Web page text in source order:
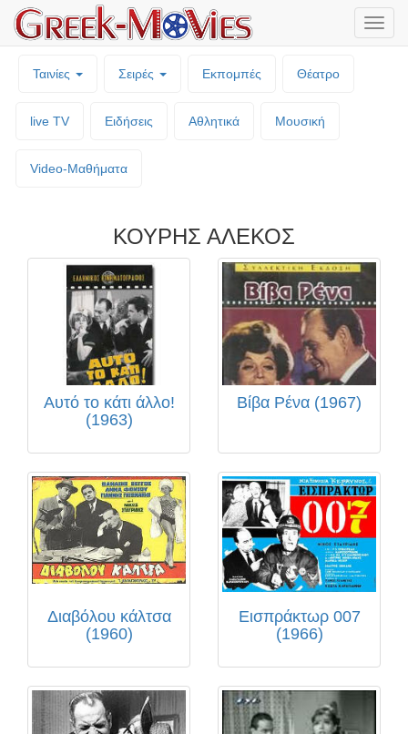
Ταινίες Σειρές Εκπομπές Θέατρο
live TV Ειδήσεις Αθλητικά Μουσική
Video-Mαθήματα
ΚΟΥΡΗΣ ΑΛΕΚΟΣ
Αυτό το κάτι άλλο!
(1963)
Βίβα Ρένα (1967)
Διαβόλου κάλτσα
(1960)
Εισπράκτωρ 007
(1966)